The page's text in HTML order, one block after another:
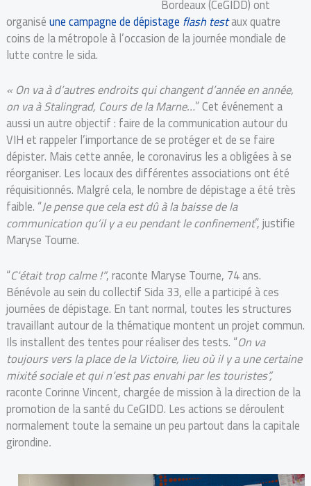
Bordeaux (CeGIDD) ont
organiséune campagne de dépistage flash testaux quatre
coins de la métropole à l’occasion de la journée mondiale de
lutte contre le sida.
« On va à d’autres endroits qui changent d’année en année,
on va à Stalingrad, Cours de la Marne…” Cet événement a
aussi un autre objectif : faire de la communication autour du
VIH et rappeler l’importance de se protéger et de se faire
dépister. Mais cette année, le coronavirus les a obligées à se
réorganiser. Les locaux des différentes associations ont été
réquisitionnés. Malgré cela, le nombre de dépistage a été très
faible. “Je pense que cela est dû à la baisse de la
communication qu’il y a eu pendant le confinement”, justifie
Maryse Tourne.
“C’était trop calme !”, raconte Maryse Tourne, 74 ans.
Bénévole au sein du collectif Sida 33, elle a participé à ces
journées de dépistage. En tant normal, toutes les structures
travaillant autour de la thématique montent un projet commun.
Ils installent des tentes pour réaliser des tests. “On va
toujours vers la place de la Victoire, lieu où il y a une certaine
mixité sociale et qui n’est pas envahi par les touristes”,
raconte Corinne Vincent, chargée de mission à la direction de la
promotion de la santé du CeGIDD. Les actions se déroulent
normalement toute la semaine un peu partout dans la capitale
girondine.